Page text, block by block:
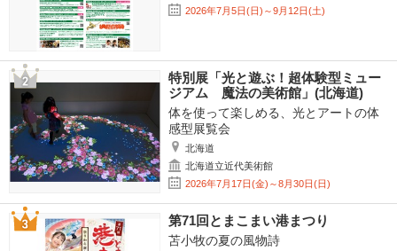
2026年7月5日(日)～9月12日(土)
特別展「光と遊ぶ！超体験型ミュー
ジアム 魔法の美術館」(北海道)
体を使って楽しめる、光とアートの体
感型展覧会
北海道
北海道立近代美術館
2026年7月17日(金)～8月30日(日)
第71回とまこまい港まつり
苫小牧の夏の風物詩